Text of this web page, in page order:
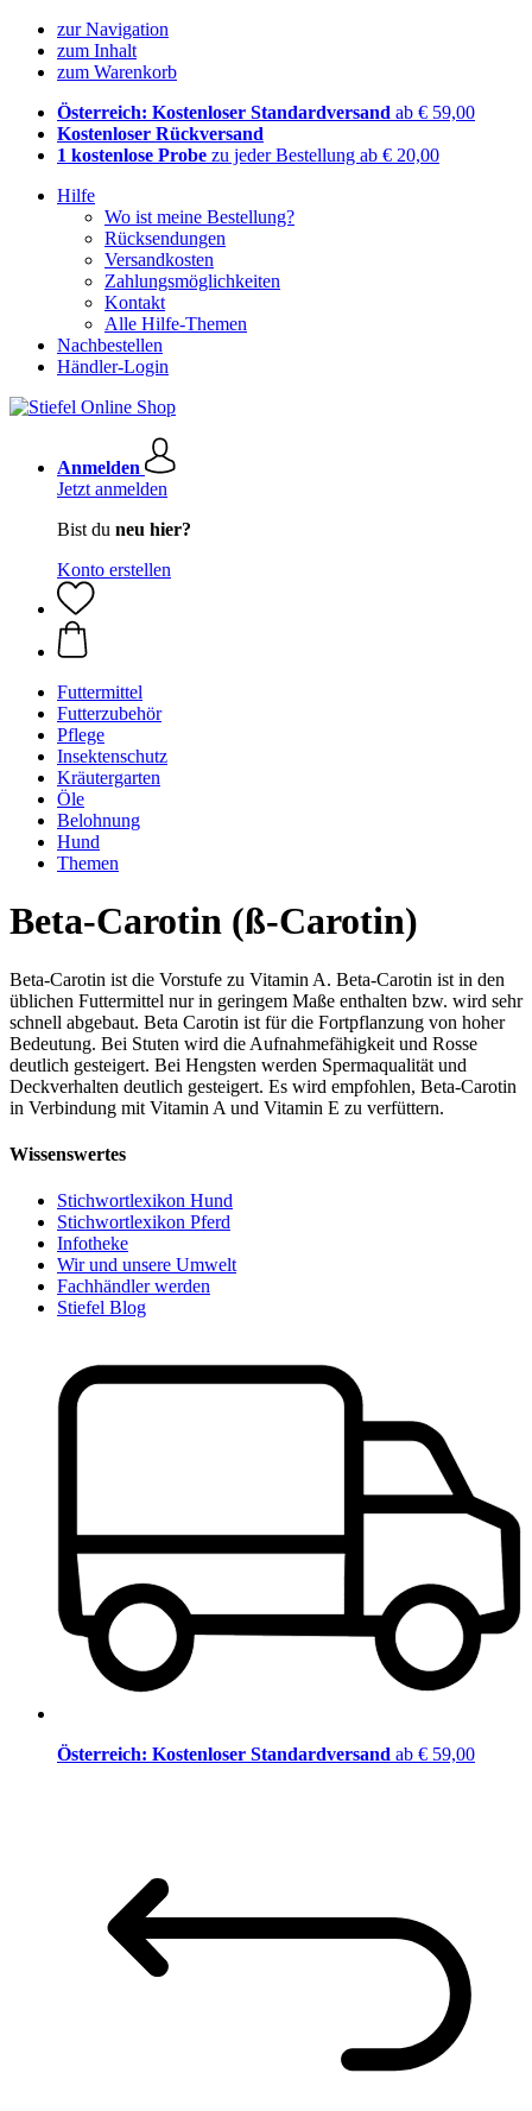
zur Navigation
zum Inhalt
zum Warenkorb
Österreich: Kostenloser Standardversand ab € 59,00
Kostenloser Rückversand
1 kostenlose Probe zu jeder Bestellung ab € 20,00
Hilfe
Wo ist meine Bestellung?
Rücksendungen
Versandkosten
Zahlungsmöglichkeiten
Kontakt
Alle Hilfe-Themen
Nachbestellen
Händler-Login
Anmelden
Jetzt anmelden
Bist du neu hier?
Konto erstellen
Futtermittel
Futterzubehör
Pflege
Insektenschutz
Kräutergarten
Öle
Belohnung
Hund
Themen
Beta-Carotin (ß-Carotin)
Beta-Carotin ist die Vorstufe zu Vitamin A. Beta-Carotin ist in den
üblichen Futtermittel nur in geringem Maße enthalten bzw. wird sehr
schnell abgebaut. Beta Carotin ist für die Fortpflanzung von hoher
Bedeutung. Bei Stuten wird die Aufnahmefähigkeit und Rosse
deutlich gesteigert. Bei Hengsten werden Spermaqualität und
Deckverhalten deutlich gesteigert. Es wird empfohlen, Beta-Carotin
in Verbindung mit Vitamin A und Vitamin E zu verfüttern.
Wissenswertes
Stichwortlexikon Hund
Stichwortlexikon Pferd
Infotheke
Wir und unsere Umwelt
Fachhändler werden
Stiefel Blog
Österreich: Kostenloser Standardversand ab € 59,00